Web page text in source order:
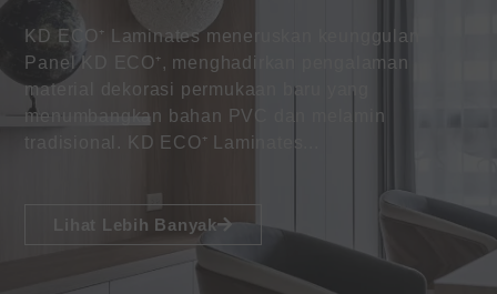
KD ECO⁺ Laminates meneruskan keunggulan
Panel KD ECO⁺, menghadirkan pengalaman
material dekorasi permukaan baru yang
menumbangkan bahan PVC dan melamin
tradisional. KD ECO⁺ Laminates...
Lihat Lebih Banyak